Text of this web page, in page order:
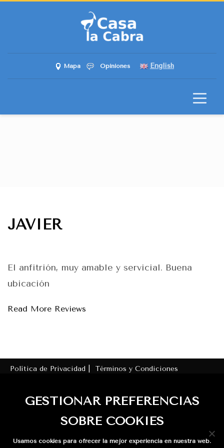
Mapa Opiniones English
JAVIER
El anfitrión, muy amable y servicial. Buena
ubicación
Read More Reviews
Política de Privacidad | Términos y Condiciones
ESHFTU000018007000485607001000000000000VTAR/GR/015668
Licencia turística (VTAR): VTAR/GR/01566
© 2020 Casa la Cabra - Moclin - Granada. All
GESTIONAR PREFERENCIAS
SOBRE COOKIES
Usamos cookies para ofrecer la mejor experiencia en nuestra web.